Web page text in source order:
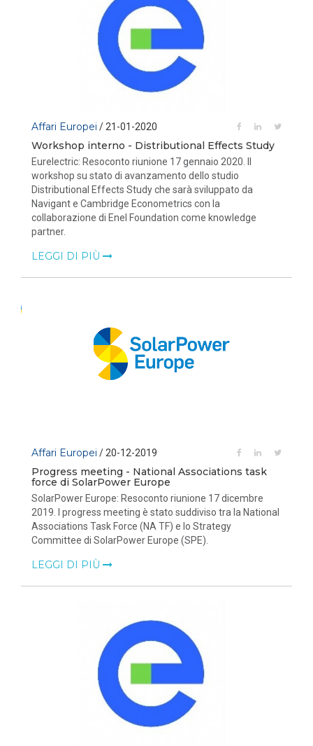
Affari Europei / 21-01-2020
Workshop interno - Distributional Effects Study
Eurelectric: Resoconto riunione 17 gennaio 2020. Il
workshop su stato di avanzamento dello studio
Distributional Effects Study che sarà sviluppato da
Navigant e Cambridge Econometrics con la
collaborazione di Enel Foundation come knowledge
partner.
LEGGI DI PIÙ
Affari Europei / 20-12-2019
Progress meeting - National Associations task
force di SolarPower Europe
SolarPower Europe: Resoconto riunione 17 dicembre
2019. l progress meeting è stato suddiviso tra la National
Associations Task Force (NA TF) e lo Strategy
Committee di SolarPower Europe (SPE).
LEGGI DI PIÙ